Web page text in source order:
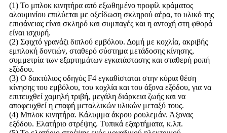
(1) Το μπλοκ κινητήρα από εξωθημένο προφίλ κράματος
αλουμινίου επιλύεται με οξείδωση σκληρού αέρα, το υλικό της
επιφάνειας είναι σκληρό και συμπαγές και η αντοχή στη φθορά
είναι ισχυρή.
(2) Σφιχτό γρανάζι διπλού εμβόλου. Δομή με κοχλία, ακριβής
εμπλοκή δοντιών, σταθερό σύστημα μετάδοσης κίνησης,
συμμετρία των εξαρτημάτων εγκατάστασης και σταθερή ροπή
εξόδου.
(3) Ο δακτύλιος οδηγός F4 εγκαθίσταται στην κύρια θέση
κίνησης του εμβόλου, του κοχλία και του άξονα εξόδου, για να
επιτευχθεί χαμηλή τριβή, μεγάλη διάρκεια ζωής και να
αποφευχθεί η επαφή μεταλλικών υλικών μεταξύ τους.
(4) Μπλοκ κινητήρα. Κάλυμμα άκρου ρουλεμάν. Άξονας
εξόδου. Ελατήριο στρέψης. Τυπικά εξαρτήματα, κ.λπ.